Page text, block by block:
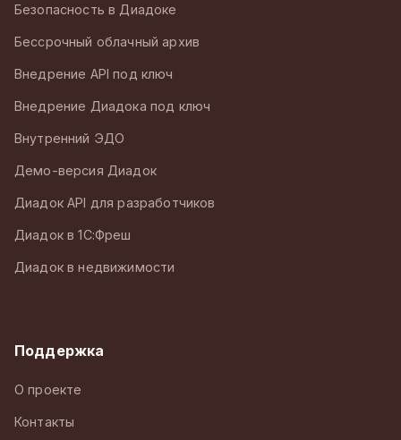
Безопасность в Диадоке
Бессрочный облачный архив
Внедрение API под ключ
Внедрение Диадока под ключ
Внутренний ЭДО
Демо-версия Диадок
Диадок API для разработчиков
Диадок в 1С:Фреш
Диадок в недвижимости
Поддержка
О проекте
Контакты